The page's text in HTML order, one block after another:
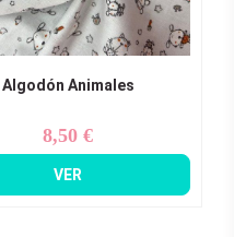
Algodón Animales
Precio
8,50 €
VER